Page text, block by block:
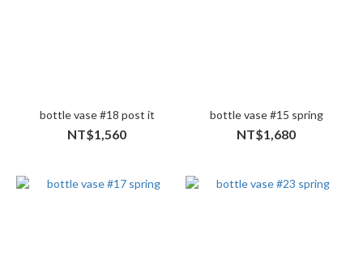
bottle vase #18 post it
NT$1,560
bottle vase #15 spring
NT$1,680